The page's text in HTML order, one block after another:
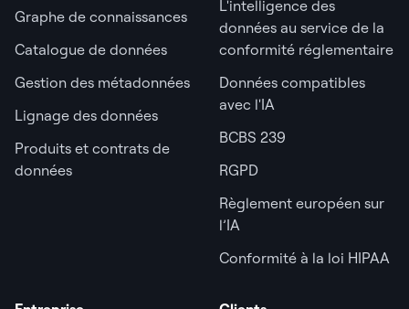
Graphe de connaissances
Catalogue de données
Gestion des métadonnées
Lignage des données
Produits et contrats de
données
L'intelligence des
données au service de la
conformité réglementaire
Données compatibles
avec l'IA
BCBS 239
RGPD
Règlement européen sur
l’IA
Conformité à la loi HIPAA